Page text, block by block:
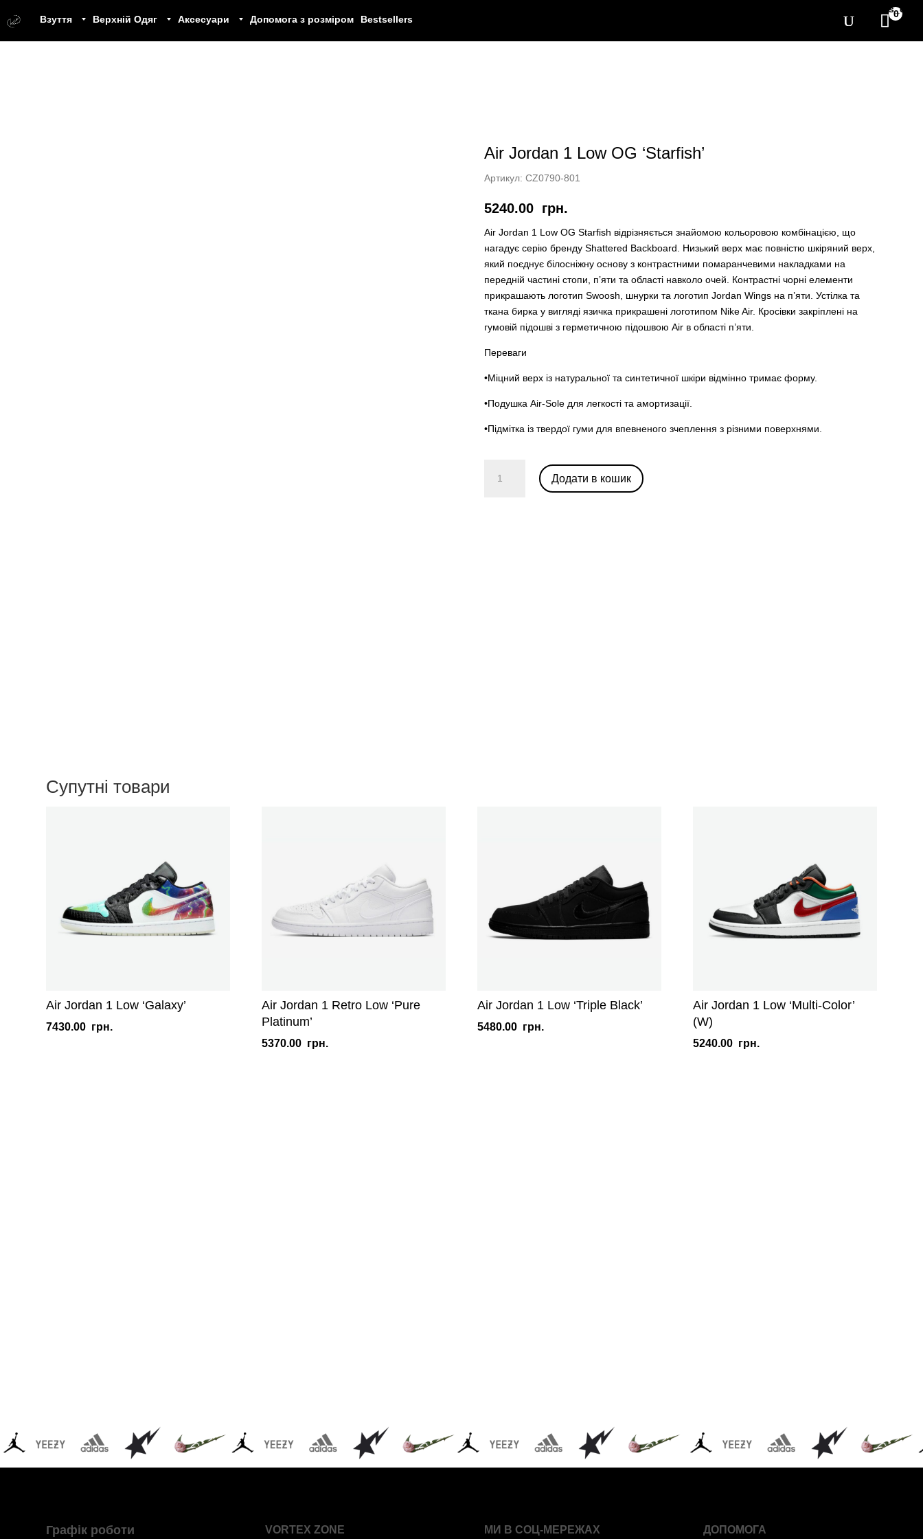
Взуття Верхній Одяг Аксесуари Допомога з розміром Bestsellers 0
Air Jordan 1 Low OG ‘Starfish’
Артикул:CZ0790-801
5240.00 грн.
Air Jordan 1 Low OG Starfish відрізняється знайомою кольоровою комбінацією, що
нагадує серію бренду Shattered Backboard. Низький верх має повністю шкіряний верх,
який поєднує білосніжну основу з контрастними помаранчевими накладками на
передній частині стопи, п’яти та області навколо очей. Контрастні чорні елементи
прикрашають логотип Swoosh, шнурки та логотип Jordan Wings на п’яти. Устілка та
ткана бирка у вигляді язичка прикрашені логотипом Nike Air. Кросівки закріплені на
гумовій підошві з герметичною підошвою Air в області п’яти.
Переваги
•Міцний верх із натуральної та синтетичної шкіри відмінно тримає форму.
•Подушка Air-Sole для легкості та амортизації.
•Підмітка із твердої гуми для впевненого зчеплення з різними поверхнями.
Jordan
Додати в кошик
Супутні товари
Air Jordan 1 Low ‘Galaxy’
7430.00 грн.
Air Jordan 1 Retro Low ‘Pure
Platinum’
5370.00 грн.
Air Jordan 1 Low ‘Triple Black’
5480.00 грн.
Air Jordan 1 Low ‘Multi-Color’
(W)
5240.00 грн.
Графік роботи VORTEX ZONE МИ В СОЦ-МЕРЕЖАХ ДОПОМОГА